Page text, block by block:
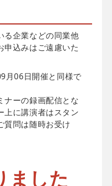
る企業などの同業他
申込みはご遠慮いた
月06日開催と同様で
ナーの録画配信とな
上に講演者はスタン
質問は随時お受け
ました